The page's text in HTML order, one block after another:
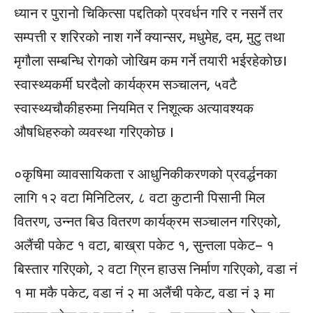
ध्यान र पुरानो चिकित्सा पद्दतिको प्रवर्धन गरि र नसर्ने तर
सम्पत्ती र शरिरको नाश गर्ने क्यान्सर, मधुमेह, दम, मुटु तथा
मृगौला सम्बन्धि रोगको जोखिम कम गर्ने तयारी भईरहेकोछ।
स्वास्थ्यकर्मी घरदैलो कार्यक्रम सञ्चालन, ५वटै
स्वास्थ्यचौकीहरुमा नियमित र निशूल्क अत्यावश्यक
औषधिहरुको व्यवस्था गरिएकोछ ।
०कृषिमा व्यावसायिकता र आधुनिकीकरणको प्रवर्द्धनका
लागि १२ वटा मिनिटिलर, ८ वटा कुटानी पिसानी मिल
वितरण, उन्नत बिउ वितरण कार्यक्रम सञ्चालन गरिएको,
अलैंची पकेट १ वटा, बाख्रा पकेट १, सुन्तला पकेट– १
बिस्तार गरिएको, २ वटा ग्रिन हाउस निर्माण गरिएको, वडा नं
१ मा मकै पकेट, वडा नं २ मा अलैंची पकेट, वडा नं ३ मा